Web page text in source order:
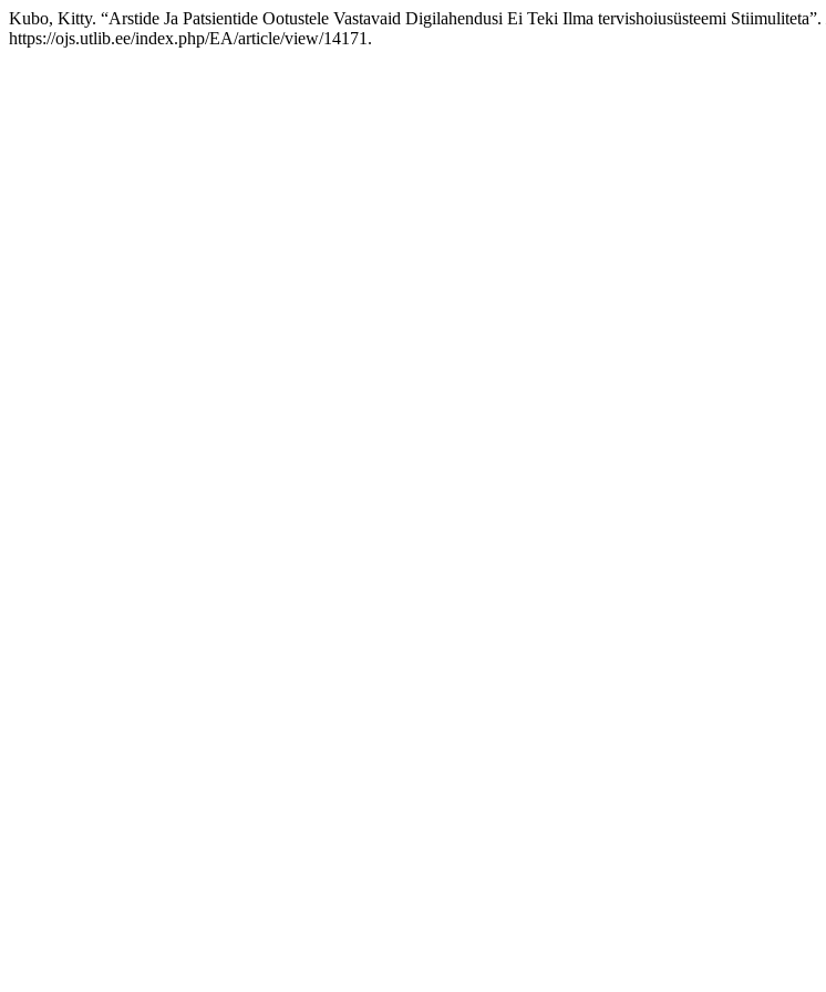
Kubo, Kitty. “Arstide Ja Patsientide Ootustele Vastavaid Digilahendusi Ei Teki Ilma tervishoiusüsteemi Stiimuliteta”.
https://ojs.utlib.ee/index.php/EA/article/view/14171.